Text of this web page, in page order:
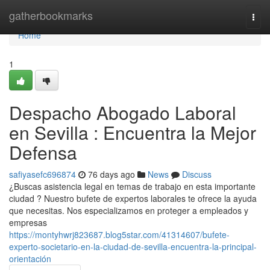
gatherbookmarks
Home
Home
1
Despacho Abogado Laboral
en Sevilla : Encuentra la Mejor
Defensa
safiyasefc696874 76 days ago News
Discuss
¿Buscas asistencia legal en temas de trabajo en esta importante
ciudad ? Nuestro bufete de expertos laborales te ofrece la ayuda
que necesitas. Nos especializamos en proteger a empleados y
empresas
https://montyhwrj823687.blog5star.com/41314607/bufete-
experto-societario-en-la-ciudad-de-sevilla-encuentra-la-principal-
orientación